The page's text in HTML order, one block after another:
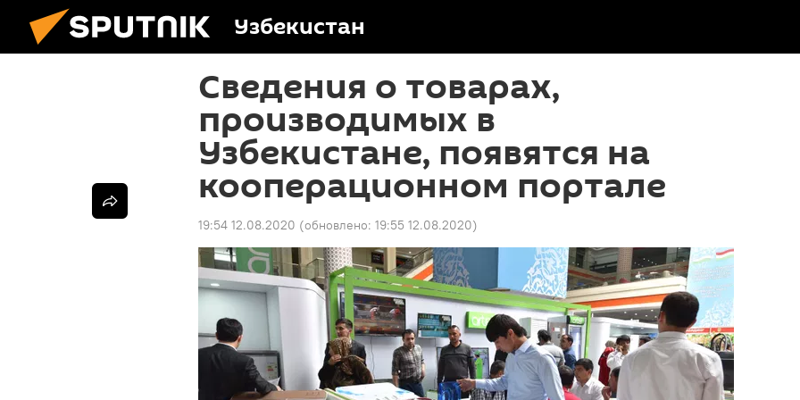
Узбекистан
Сведения о товарах,
производимых в
Узбекистане, появятся на
кооперационном портале
19:54 12.08.2020 (обновлено: 19:55 12.08.2020)